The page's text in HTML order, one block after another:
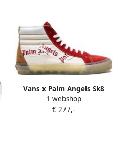
Vans x Palm Angels Sk8
high-top sneakers Beige
1 webshop
€ 277,-